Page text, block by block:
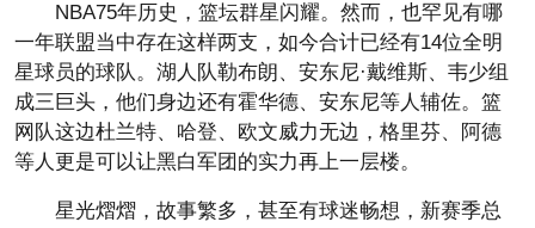
NBA75年历史，篮坛群星闪耀。然而，也罕见有哪
一年联盟当中存在这样两支，如今合计已经有14位全明
星球员的球队。湖人队勒布朗、安东尼·戴维斯、韦少组
成三巨头，他们身边还有霍华德、安东尼等人辅佐。篮
网队这边杜兰特、哈登、欧文威力无边，格里芬、阿德
等人更是可以让黑白军团的实力再上一层楼。
星光熠熠，故事繁多，甚至有球迷畅想，新赛季总